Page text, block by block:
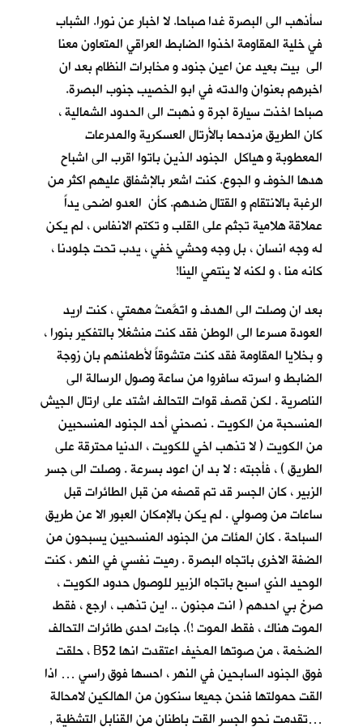
سأذهب الى البصرة غدا صباحا. لا اخبار عن نورا. الشباب
في خلية المقاومة اخذوا الضابط العراقي المتعاون معنا
الى بيت بعيد عن اعين جنود و مخابرات النظام بعد ان
اخبرهم بعنوان والدته في ابو الخصيب جنوب البصرة.
صباحا اخذت سيارة اجرة و ذهبت الى الحدود الشمالية ،
كان الطريق مزدحما بالأرتال العسكرية والمدرعات
المعطوبة و هياكل الجنود الذين باتوا اقرب الى اشباح
هدها الخوف و الجوع. كنت اشعر بالإشفاق عليهم اكثر من
الرغبة بالانتقام و القتال ضدهم. كأن العدو اضحى يداً
عملاقة هلامية تجثم على القلب و تكتم الانفاس ، لم يكن
له وجه انسان ، بل وجه وحشي خفي ، يدب تحت جلودنا ،
كانه منا ، و لكنه لا ينتمي الينا!
بعد ان وصلت الى الهدف و اتَمَّمتُ مهمتي ، كنت اريد
العودة مسرعا الى الوطن فقد كنت منشغلا بالتفكير بنورا ،
و بخلايا المقاومة فقد كنت متشوقاً لأطمئنهم بان زوجة
الضابط و اسرته سافروا من ساعة وصول الرسالة الى
الناصرية . لكن قصف قوات التحالف اشتد على ارتال الجيش
المنسحبة من الكويت . نصحني أحد الجنود المنسحبين
من الكويت ( لا تذهب اخي للكويت ، الدنيا محترقة على
الطريق ) ، فأجبته : لا بد ان اعود بسرعة . وصلت الى جسر
الزبير ، كان الجسر قد تم قصفه من قبل الطائرات قبل
ساعات من وصولي . لم يكن بالإمكان العبور الا عن طريق
السباحة . كان المئات من الجنود المنسحبين يسبحون من
الضفة الاخرى باتجاه البصرة . رميت نفسي في النهر ، كنت
الوحيد الذي اسبح باتجاه الزبير للوصول حدود الكويت ،
صرخ بي احدهم ( انت مجنون .. اين تذهب ، ارجع ، فقط
الموت هناك ، فقط الموت !). جاءت احدى طائرات التحالف
الضخمة ، من صوتها المخيف اعتقدت انها B52 ، حلقت
فوق الجنود السابحين في النهر ، احسها فوق راسي … اذا
القت حمولتها فنحن جميعا سنكون من الهالكين لامحالة
…تقدمت نحو الجسر القت باطنان من القنابل التشظية ,